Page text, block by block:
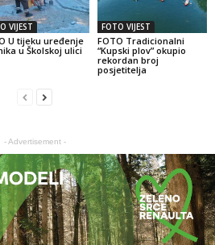
VIJEST
U tijeku uređenje
u Školskoj ulici
FOTO VIJEST
FOTO Tradicionalni
“Kupski plov” okupio
rekordan broj
posjetitelja
- Advertisement -